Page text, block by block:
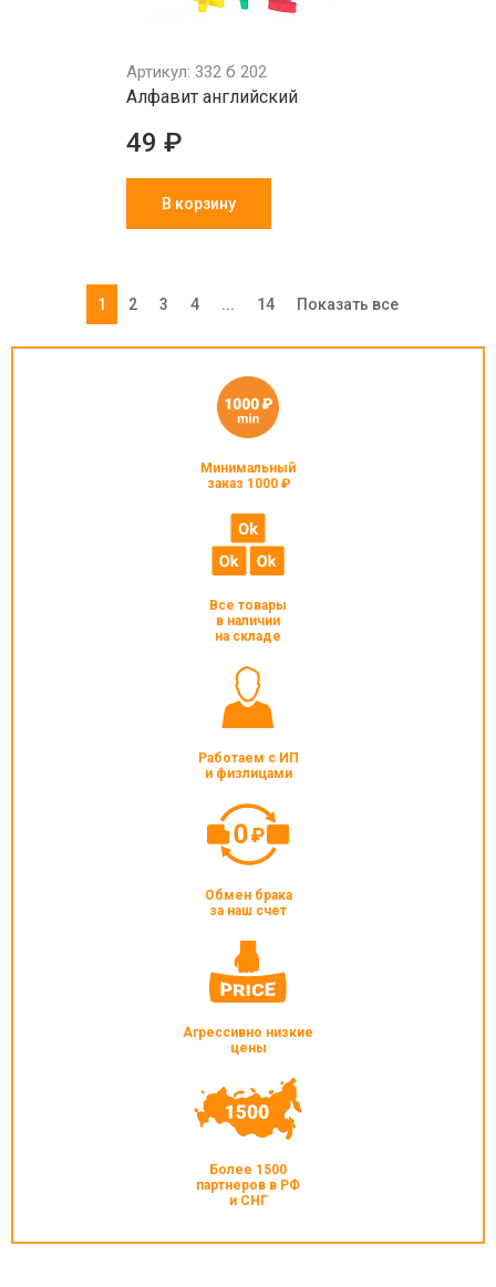
Артикул: 332 б 202
Алфавит английский
49 ₽
В корзину
1 2 3 4 ... 14 Показать все
Минимальный
заказ 1000 ₽
Все товары
в наличии
на складе
Работаем с ИП
и физлицами
Обмен брака
за наш счет
Агрессивно низкие
цены
Более 1500
партнеров в РФ
и СНГ